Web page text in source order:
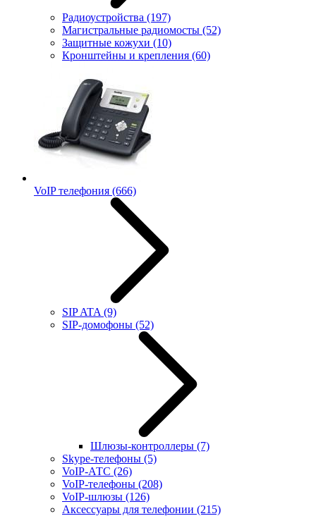
Радиоустройства (197)
Магистральные радиомосты (52)
Защитные кожухи (10)
Кронштейны и крепления (60)
VoIP телефония (666)
SIP ATA (9)
SIP-домофоны (52)
Шлюзы-контроллеры (7)
Skype-телефоны (5)
VoIP-АТС (26)
VoIP-телефоны (208)
VoIP-шлюзы (126)
Аксессуары для телефонии (215)